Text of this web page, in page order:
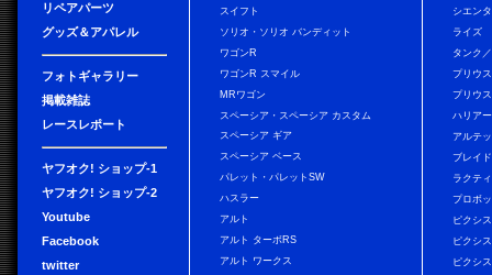
リペアパーツ
グッズ＆アパレル
フォトギャラリー
掲載雑誌
レースレポート
ヤフオク! ショップ-1
ヤフオク! ショップ-2
Youtube
Facebook
twitter
スイフト
ソリオ・ソリオ バンディット
ワゴンR
ワゴンR スマイル
MRワゴン
スペーシア・スペーシア カスタム
スペーシア ギア
スペーシア ベース
パレット・パレットSW
ハスラー
アルト
アルト ターボRS
アルト ワークス
シエンタ
ライズ
タンク
プリウス
プリウ
ハリアー
アルテ
ブレイド
ラクテ
プロボ
ピクシ
ピクシ
ピクシ